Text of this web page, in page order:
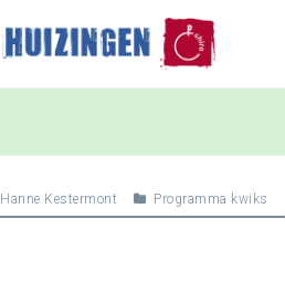
Hanne Kestermont Programma kwiks